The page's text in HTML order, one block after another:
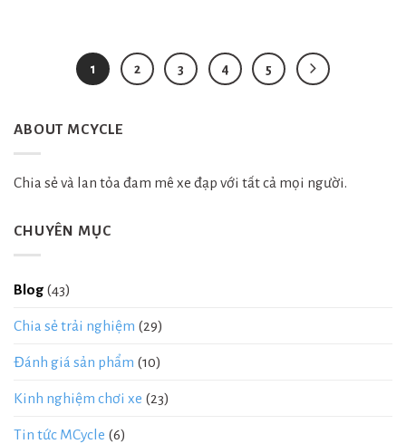
1 2 3 4 5
ABOUT MCYCLE
Chia sẻ và lan tỏa đam mê xe đạp với tất cả mọi người.
CHUYÊN MỤC
Blog (43)
Chia sẻ trải nghiệm (29)
Đánh giá sản phẩm (10)
Kinh nghiệm chơi xe (23)
Tin tức MCycle (6)